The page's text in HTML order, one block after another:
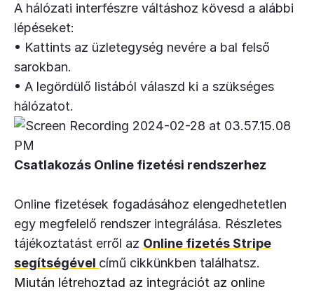
A hálózati interfészre váltáshoz kövesd a alábbi
lépéseket:
• Kattints az üzletegység nevére a bal felső
sarokban.
• A legördülő listából válaszd ki a szükséges
hálózatot.
Csatlakozás Online fizetési rendszerhez
Online fizetések fogadásához elengedhetetlen
egy megfelelő rendszer integrálása. Részletes
tájékoztatást erről az Online fizetés Stripe
segítségével című cikkünkben találhatsz.
Miután létrehoztad az integrációt az online